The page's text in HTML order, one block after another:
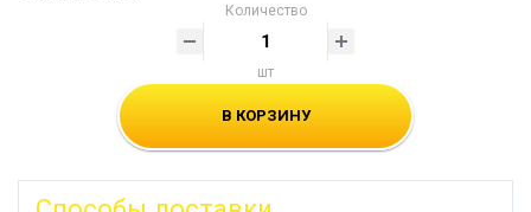
Количество
шт
В КОРЗИНУ